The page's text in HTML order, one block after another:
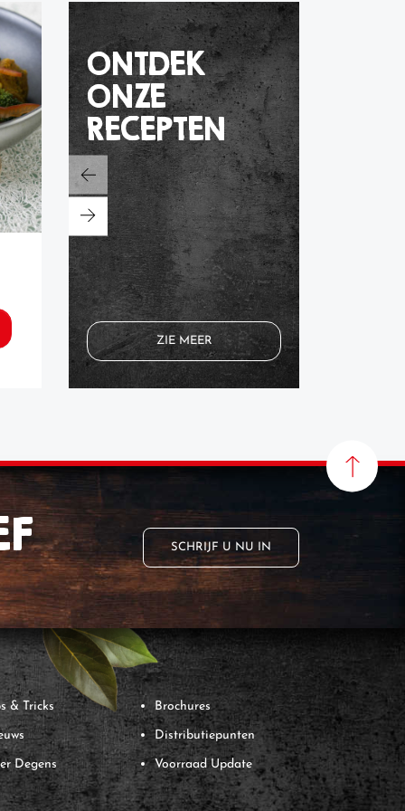
ONTDEK
ONZE
RECEPTEN
ZIE MEER
mexicaanse
roerbakschotel
BEKIJK HET RECEPT
SCHRIJF U NU IN
& Tricks
Degens
Brochures
Distributiepunten
Voorraad Update